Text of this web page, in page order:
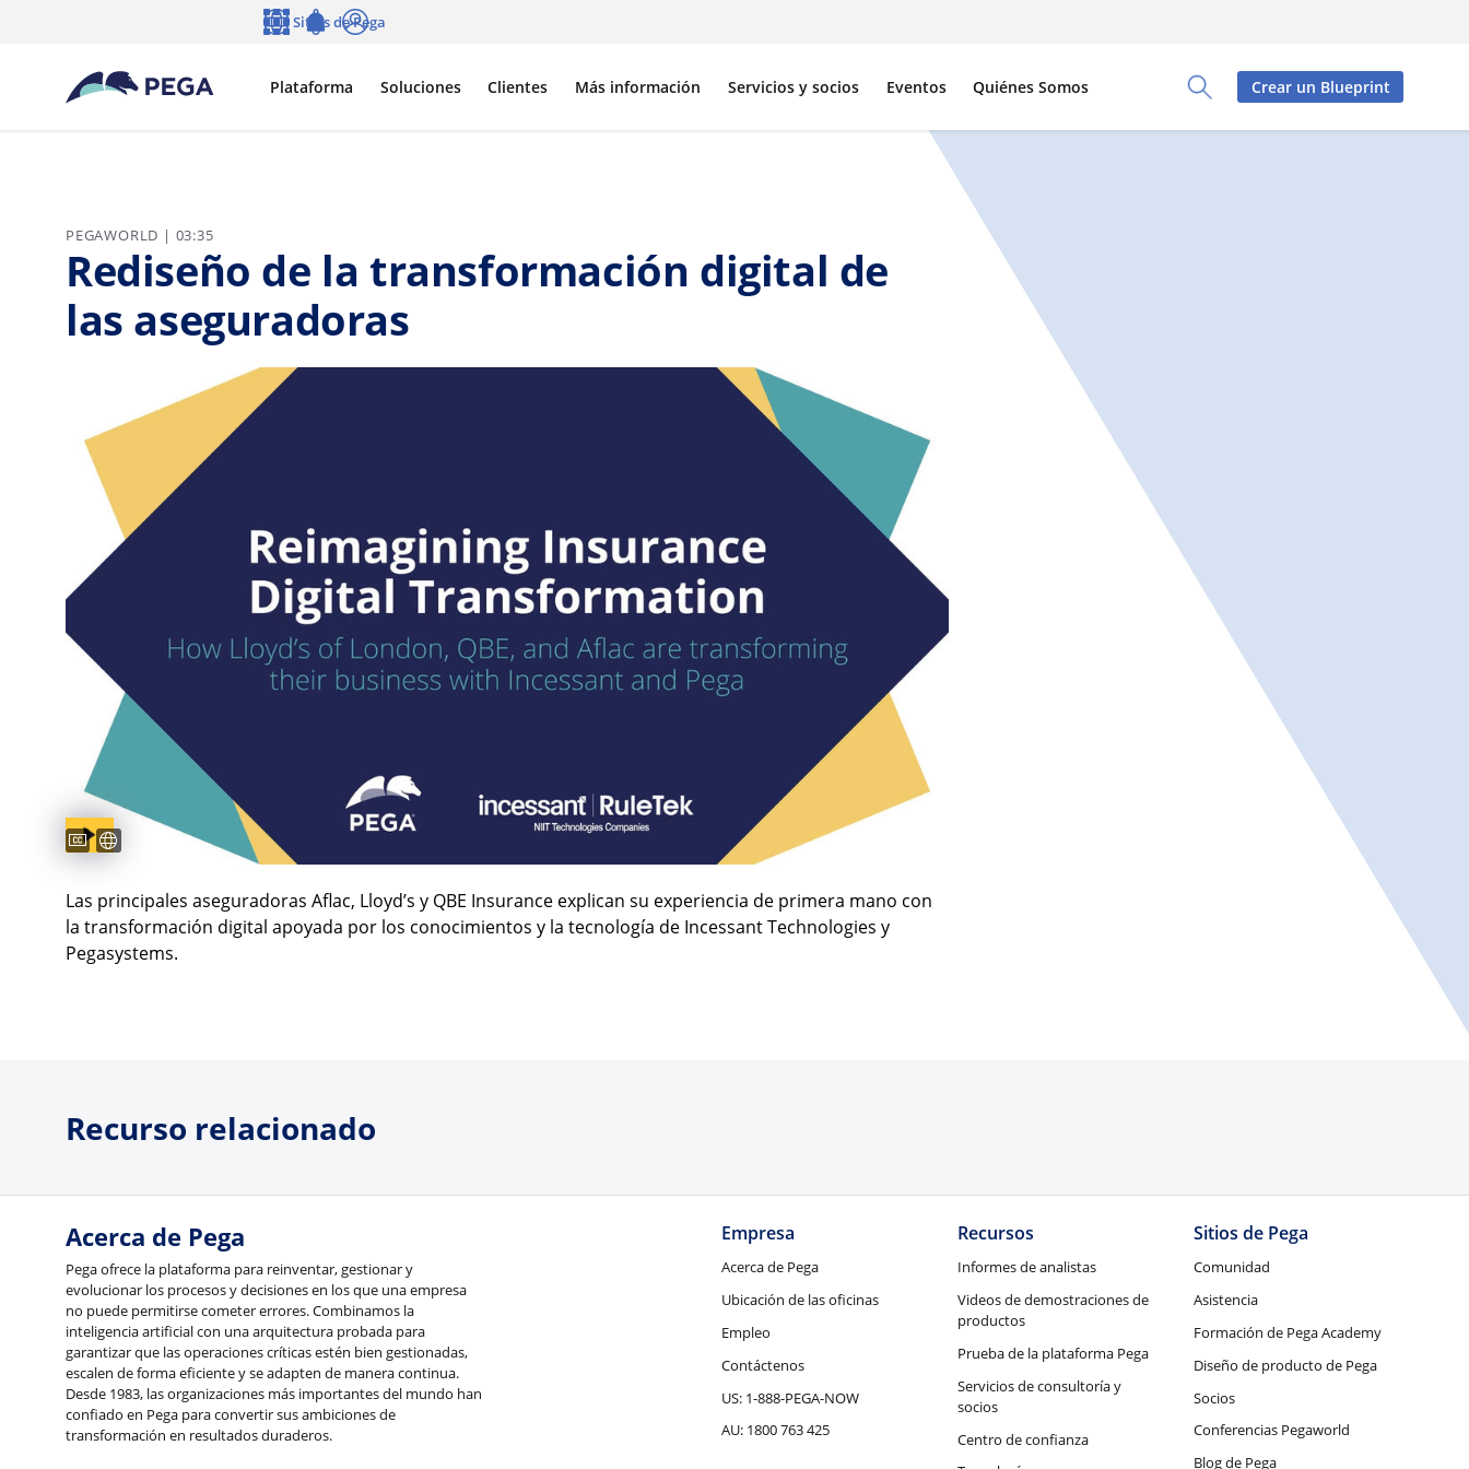
Toggle Search Panel
Plataforma Soluciones Clientes Más información Servicios y socios Eventos Quiénes Somos
Sitios de Pega
Crear un Blueprint
PEGAWORLD | 03:35
Rediseño de la transformación digital de
las aseguradoras
Subtítulos disponibles
Captions available
Las principales aseguradoras Aflac, Lloyd’s y QBE Insurance explican su experiencia de primera mano con
la transformación digital apoyada por los conocimientos y la tecnología de Incessant Technologies y
Pegasystems.
Recurso relacionado
Acerca de Pega
Pega ofrece la plataforma para reinventar, gestionar y
evolucionar los procesos y decisiones en los que una empresa
no puede permitirse cometer errores. Combinamos la
inteligencia artificial con una arquitectura probada para
garantizar que las operaciones críticas estén bien gestionadas,
escalen de forma eficiente y se adapten de manera continua.
Desde 1983, las organizaciones más importantes del mundo han
confiado en Pega para convertir sus ambiciones de
transformación en resultados duraderos.
Empresa
Acerca de Pega
Ubicación de las oficinas
Empleo
Contáctenos
US: 1-888-PEGA-NOW
AU: 1800 763 425
Recursos
Informes de analistas
Videos de demostraciones de
productos
Prueba de la plataforma Pega
Servicios de consultoría y
socios
Centro de confianza
Sitios de Pega
Comunidad
Asistencia
Formación de Pega Academy
Diseño de producto de Pega
Socios
Conferencias Pegaworld
Blog de Pega